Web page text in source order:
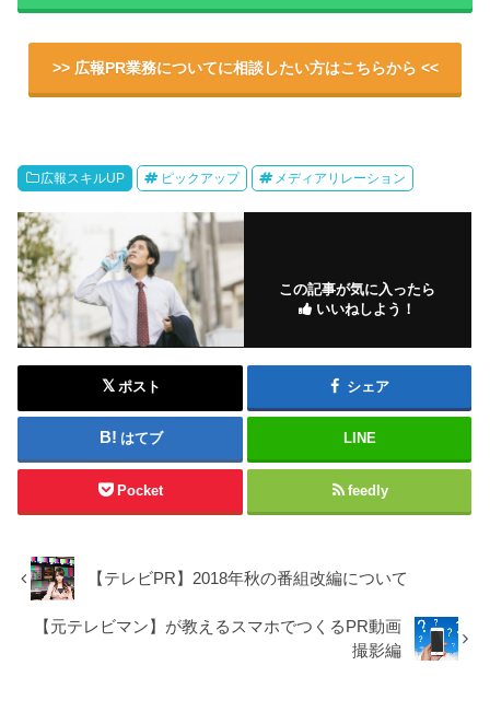
>> 広報PR業務についてに相談したい方はこちらから <<
広報スキルUP ピックアップ メディアリレーション
この記事が気に入ったら
いいねしよう！
ポスト シェア
はてブ LINE
Pocket feedly
【テレビPR】2018年秋の番組改編について
【元テレビマン】が教えるスマホでつくるPR動画
撮影編